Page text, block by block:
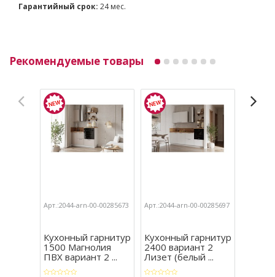
Гарантийный срок: 24 мес.
Рекомендуемые товары
Арт.:2044-arn-00-00285673
Кухонный гарнитур
1500 Магнолия
ПВХ вариант 2 ...
Арт.:2044-arn-00-00285697
Кухонный гарнитур
2400 вариант 2
Лизет (белый ...